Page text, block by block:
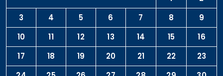
3
4 5 6 7 8
9
10
11 12 13 14 15
16
17
18 19 20 21 22
23